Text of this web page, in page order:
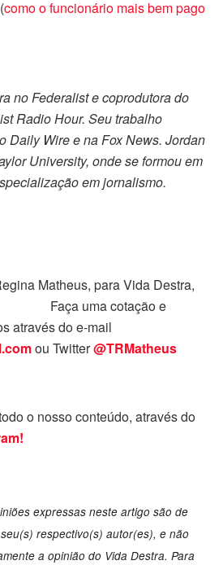
como o funcionário mais bem pago
no Federalist e coprodutora do
Radio Hour. Seu trabalho
Daily Wire e na Fox News. Jordan
University, onde se formou em
em jornalismo.
Matheus, para Vida Destra,
uma cotação e
através do e-mail
ou Twitter@TRMatheus
o nosso conteúdo, através do
expressas neste artigo são de
respectivo(s) autor(es), e não
a opinião do Vida Destra. Para